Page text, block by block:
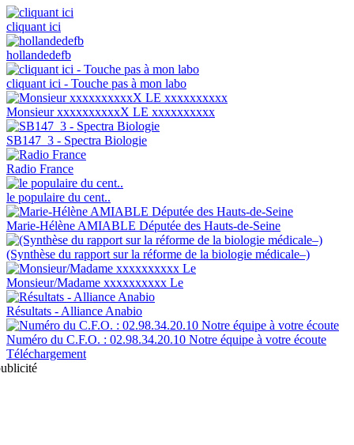
cliquant ici
hollandedefb
cliquant ici - Touche pas à mon labo
Monsieur xxxxxxxxxxX LE xxxxxxxxxx
SB147_3 - Spectra Biologie
Radio France
le populaire du cent..
Marie-Hélène AMIABLE Députée des Hauts-de-Seine
(Synthèse du rapport sur la réforme de la biologie médicale–)
Monsieur/Madame xxxxxxxxxx Le
Résultats - Alliance Anabio
Numéro du C.F.O. : 02.98.34.20.10 Notre équipe à votre écoute
Téléchargement